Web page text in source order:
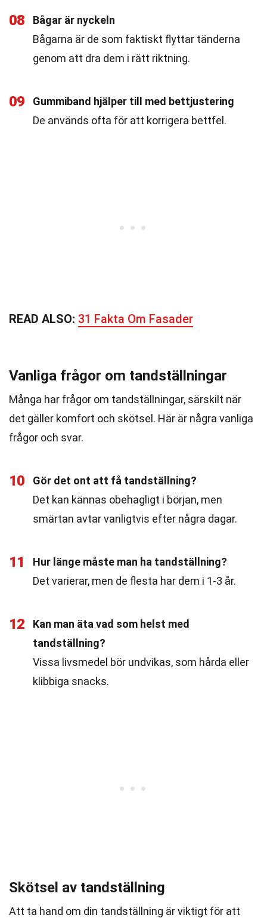
08
Bågar är nyckeln
Bågarna är de som faktiskt flyttar tänderna
genom att dra dem i rätt riktning.
09
Gummiband hjälper till med bettjustering
De används ofta för att korrigera bettfel.
READ ALSO: 31 Fakta Om Fasader
Vanliga frågor om tandställningar
Många har frågor om tandställningar, särskilt när
det gäller komfort och skötsel. Här är några vanliga
frågor och svar.
10
Gör det ont att få tandställning?
Det kan kännas obehagligt i början, men
smärtan avtar vanligtvis efter några dagar.
11
Hur länge måste man ha tandställning?
Det varierar, men de flesta har dem i 1-3 år.
12
Kan man äta vad som helst med
tandställning?
Vissa livsmedel bör undvikas, som hårda eller
klibbiga snacks.
Skötsel av tandställning
Att ta hand om din tandställning är viktigt för att